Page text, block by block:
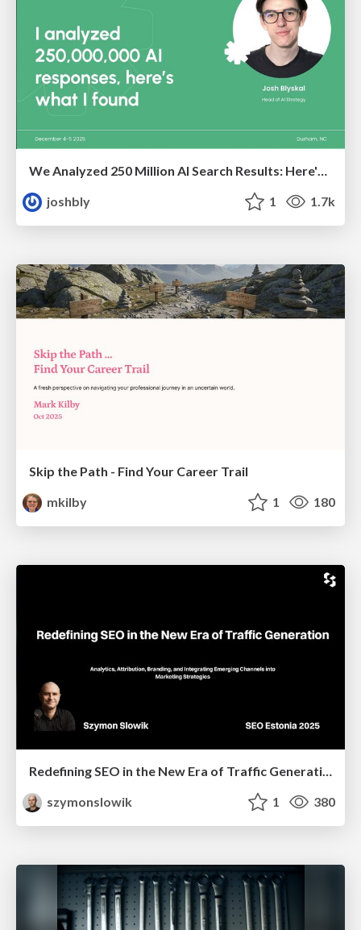
We Analyzed 250 Million AI Search Results: Here's What I Found
joshbly
1 1.7k
Skip the Path - Find Your Career Trail
mkilby
1 180
Redefining SEO in the New Era of Traffic Generation
szymonslowik
1 380